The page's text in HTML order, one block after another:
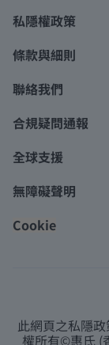
私隱權政策
條款與細則
聯絡我們
合規疑問通報
全球支援
無障礙聲明
Cookie
此網頁之私隱
權所有©惠氏 (